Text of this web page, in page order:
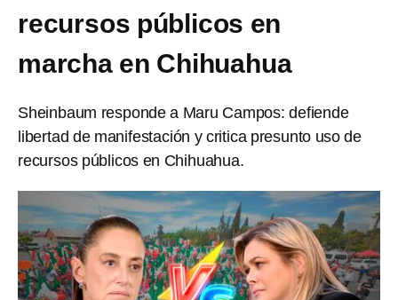
recursos públicos en
marcha en Chihuahua
Sheinbaum responde a Maru Campos: defiende
libertad de manifestación y critica presunto uso de
recursos públicos en Chihuahua.